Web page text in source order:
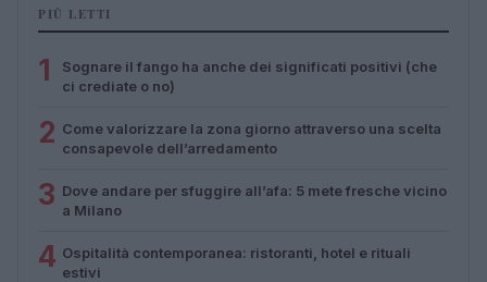
PIÙ LETTI
1
Sognare il fango ha anche dei significati positivi (che
ci crediate o no)
2 Come valorizzare la zona giorno attraverso una scelta
consapevole dell’arredamento
3 Dove andare per sfuggire all’afa: 5 mete fresche vicino
a Milano
4 Ospitalità contemporanea: ristoranti, hotel e rituali
estivi